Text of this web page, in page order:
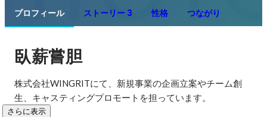
プロフィール ストーリー 3 性格 つながり
臥薪嘗胆
株式会社WINGRITにて、新規事業の企画立案やチーム創
生、キャスティングプロモートを担っています。
さらに表示